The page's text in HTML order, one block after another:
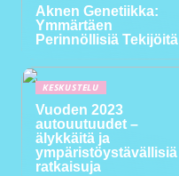
Aknen Genetiikka:
Ymmärtäen
Perinnöllisiä Tekijöitä
KESKUSTELU
Vuoden 2023
autouutuudet –
älykkäitä ja
ympäristöystävällisiä
ratkaisuja